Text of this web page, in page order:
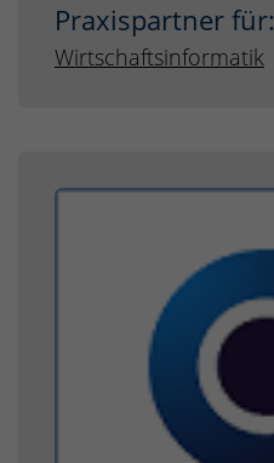
Praxispartner für:
Wirtschaftsinformatik